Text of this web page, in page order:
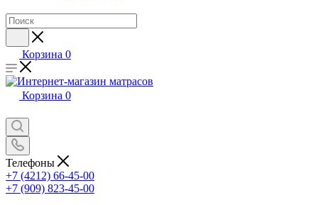
Корзина 0
Корзина 0
Телефоны
+7 (4212) 66-45-00
+7 (909) 823-45-00